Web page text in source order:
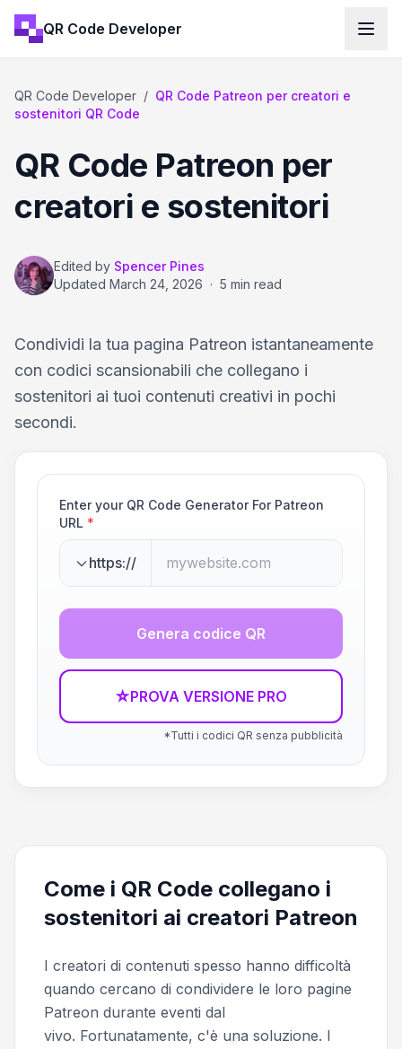
QR Code Developer
QR Code Developer / QR Code Patreon per creatori e
sostenitori QR Code
QR Code Patreon per
creatori e sostenitori
Edited by Spencer Pines
Updated March 24, 2026 · 5 min read
Condividi la tua pagina Patreon istantaneamente
con codici scansionabili che collegano i
sostenitori ai tuoi contenuti creativi in pochi
secondi.
Enter your QR Code Generator For Patreon
URL *
https://
Genera codice QR
☆PROVA VERSIONE PRO
*Tutti i codici QR senza pubblicità
Come i QR Code collegano i
sostenitori ai creatori Patreon
I creatori di contenuti spesso hanno difficoltà
quando cercano di condividere le loro pagine
Patreon durante eventi dal
vivo. Fortunatamente, c'è una soluzione. I